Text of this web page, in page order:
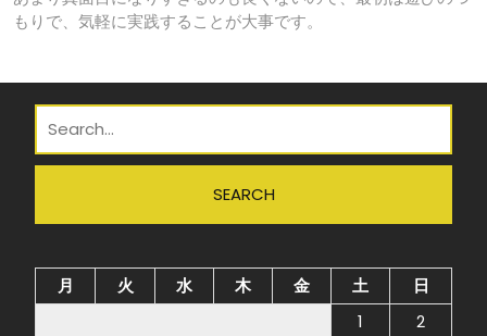
もりで、気軽に実践することが大事です。
月 火 水 木 金 土
日
1
2